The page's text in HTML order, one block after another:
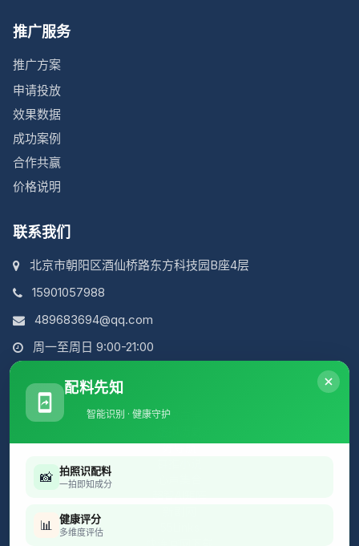
推广服务
推广方案
申请投放
效果数据
成功案例
合作共赢
价格说明
联系我们
北京市朝阳区酒仙桥路东方科技园B座4层
15901057988
489683694@qq.com
周一至周日 9:00-21:00
简说古诗
好导航
配料先知
智能识别 · 健康守护
📸 拍照识配料
一拍即知成分
📊 健康评分
多维度评估